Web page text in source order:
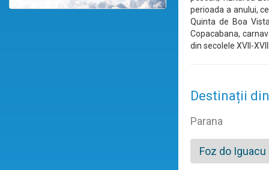
perioada a anului,
Quinta de Boa
Copacabana,
din secolele XVII-
Destinații
Parana
Foz do Iguacu